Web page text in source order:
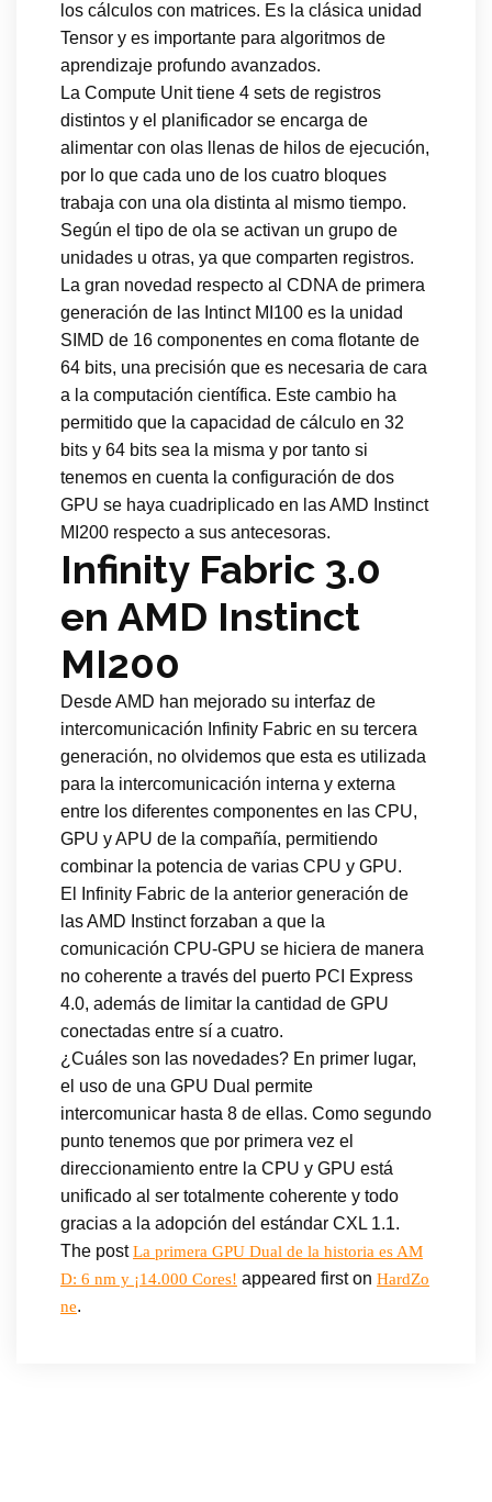
los cálculos con matrices. Es la clásica unidad
Tensor y es importante para algoritmos de
aprendizaje profundo avanzados.
La Compute Unit tiene 4 sets de registros
distintos y el planificador se encarga de
alimentar con olas llenas de hilos de ejecución,
por lo que cada uno de los cuatro bloques
trabaja con una ola distinta al mismo tiempo.
Según el tipo de ola se activan un grupo de
unidades u otras, ya que comparten registros.
La gran novedad respecto al CDNA de primera
generación de las Intinct MI100 es la unidad
SIMD de 16 componentes en coma flotante de
64 bits, una precisión que es necesaria de cara
a la computación científica. Este cambio ha
permitido que la capacidad de cálculo en 32
bits y 64 bits sea la misma y por tanto si
tenemos en cuenta la configuración de dos
GPU se haya cuadriplicado en las AMD Instinct
MI200 respecto a sus antecesoras.
Infinity Fabric 3.0
en AMD Instinct
MI200
Desde AMD han mejorado su interfaz de
intercomunicación Infinity Fabric en su tercera
generación, no olvidemos que esta es utilizada
para la intercomunicación interna y externa
entre los diferentes componentes en las CPU,
GPU y APU de la compañía, permitiendo
combinar la potencia de varias CPU y GPU.
El Infinity Fabric de la anterior generación de
las AMD Instinct forzaban a que la
comunicación CPU-GPU se hiciera de manera
no coherente a través del puerto PCI Express
4.0, además de limitar la cantidad de GPU
conectadas entre sí a cuatro.
¿Cuáles son las novedades? En primer lugar,
el uso de una GPU Dual permite
intercomunicar hasta 8 de ellas. Como segundo
punto tenemos que por primera vez el
direccionamiento entre la CPU y GPU está
unificado al ser totalmente coherente y todo
gracias a la adopción del estándar CXL 1.1.
The postLa primera GPU Dual de la historia es AM
D: 6 nm y ¡14.000 Cores! appeared first on HardZo
ne.